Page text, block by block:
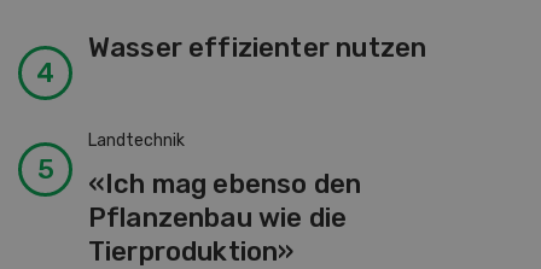
Wasser effizienter nutzen
Landtechnik
«Ich mag ebenso den
Pflanzenbau wie die
Tierproduktion»